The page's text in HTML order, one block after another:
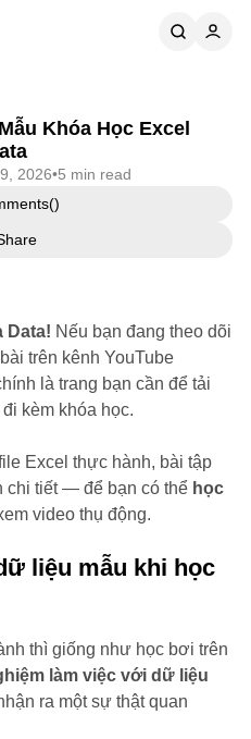
Khóa Học Excel
2026•5 min read
Data! Nếu bạn đang theo dõi
trên kênh YouTube
là trang bạn cần để tải
đi kèm khóa học.
Excel thực hành, bài tập
chi tiết — để bạn có thể học
video thụ động.
liệu mẫu khi học
thì giống như học bơi trên
làm việc với dữ liệu
ra một sự thật quan